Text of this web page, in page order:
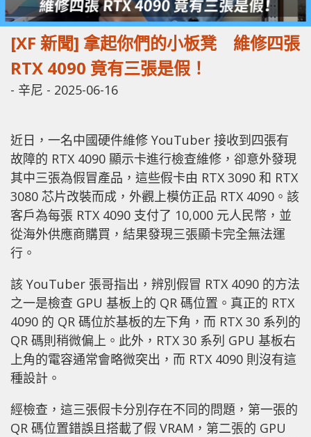
[XF 新聞] 拿起你們的小板凳 維修四張
RTX 4090 竟有三張是假！
- 辛尼 - 2025-06-16
近日，一名中國硬件維修 YouTuber 接收到四張有
故障的 RTX 4090 顯示卡進行檢查維修，卻意外發現
其中三張為假冒產品，這些假卡由 RTX 3090 和 RTX
3080 芯片改裝而成，外觀上模仿正品 RTX 4090。該
客戶為每張 RTX 4090 支付了 10,000 元人民幣，並
從海外供應商購買，結果發現三張顯卡完全無法運
行。
該 YouTuber 張哥指出，辨別假冒 RTX 4090 的方法
之一是檢查 GPU 基板上的 QR 碼位置。真正的 RTX
4090 的 QR 碼位於基板的左下角，而 RTX 30 系列的
QR 碼則稍微偏上。此外，RTX 30 系列 GPU 基板右
上角的電容通常會略微突出，而 RTX 4090 則沒有這
種設計。
經檢查，這三張假卡分別存在不同的問題，第一張的
QR 碼位置錯誤且搭載了假 VRAM，第二張的 GPU